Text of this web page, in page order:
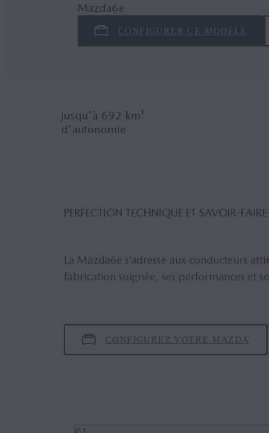
Mazda6e
CONFIGURER CE MODÈLE
jusqu'à 692 km¹
d'autonomie
PERFECTION TECHNIQUE ET SAVOIR-
La Mazda6e s’adresse aux conducteurs
fabrication soignée, ses performances et
CONFIGUREZ VOTRE MAZDA